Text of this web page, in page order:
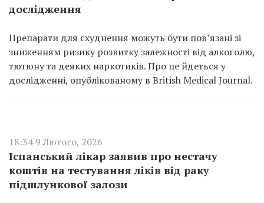
дослідження
Препарати для схуднення можуть бути пов’язані зі
зниженням ризику розвитку залежності від алкоголю,
тютюну та деяких наркотиків. Про це йдеться у
дослідженні, опублікованому в British Medical Journal.
18:34 9 Лютого, 2026
Іспанський лікар заявив про нестачу
коштів на тестування ліків від раку
підшлункової залози